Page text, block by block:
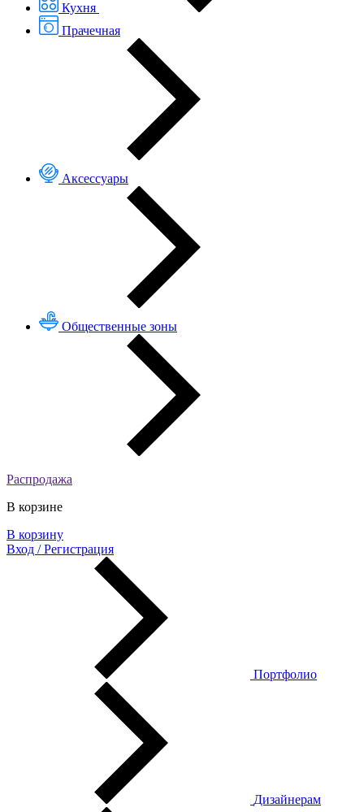
Кухня
Прачечная
Аксессуары
Общественные зоны
Распродажа
В корзине
В корзину
Вход / Регистрация
Портфолио
Дизайнерам